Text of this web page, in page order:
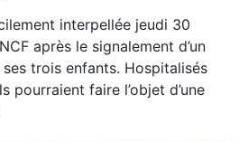
interpellée jeudi 30
après le signalement d’un
trois enfants. Hospitalisés
pourraient faire l’objet d’une